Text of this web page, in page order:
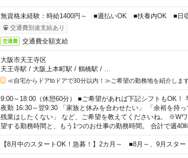
無資格未経験：時給1400円～ ■週払いOK ■扶養内OK ■日
交通費別途支給あり
交通費 交通費全額支給
大阪市天王寺区
天王寺駅 / 大阪上本町駅 / 鶴橋駅 /
≪自宅からドアtoドアで30分以内！≫ご希望の勤務地を紹介します
9:00～18:00（休憩60分） ■ご希望があれば下記シフトもOK！
夜勤 16:30～翌9:30 「家族と休みを合わせたい」 「余裕を持
残業はしたくない」 など、ご希望を教えてくださいね。 ※W
望する勤務時間と、もう1つのお仕事の勤務時間。 合計で週40
【8月中のスタートOK！急募！】2カ月～ ■8月～、9月スター